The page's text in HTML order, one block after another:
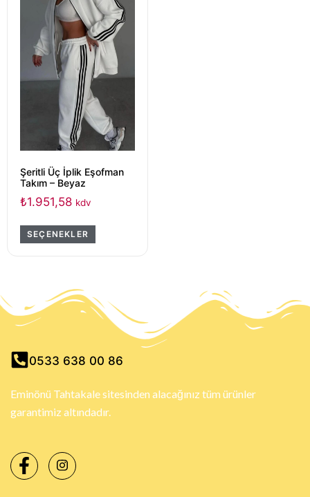
Şeritli Üç İplik Eşofman
Takım – Beyaz
₺1.951,58 kdv
SEÇENEKLER
0533 638 00 86
Eminönü Tahtakale sitesinden alacağınız tüm ürünler
garantimiz altındadır.